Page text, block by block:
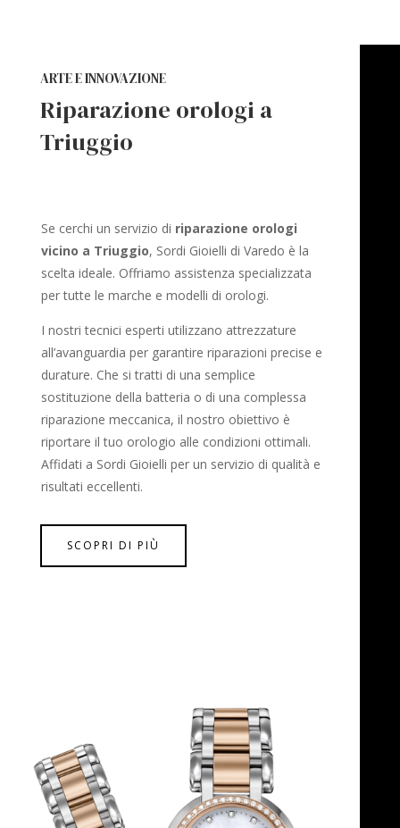
ARTE E INNOVAZIONE
Riparazione orologi a
Triuggio
Se cerchi un servizio di riparazione orologi
vicino a Triuggio, Sordi Gioielli di Varedo è la
scelta ideale. Offriamo assistenza specializzata
per tutte le marche e modelli di orologi.
I nostri tecnici esperti utilizzano attrezzature
all’avanguardia per garantire riparazioni precise e
durature. Che si tratti di una semplice
sostituzione della batteria o di una complessa
riparazione meccanica, il nostro obiettivo è
riportare il tuo orologio alle condizioni ottimali.
Affidati a Sordi Gioielli per un servizio di qualità e
risultati eccellenti.
SCOPRI DI PIÙ